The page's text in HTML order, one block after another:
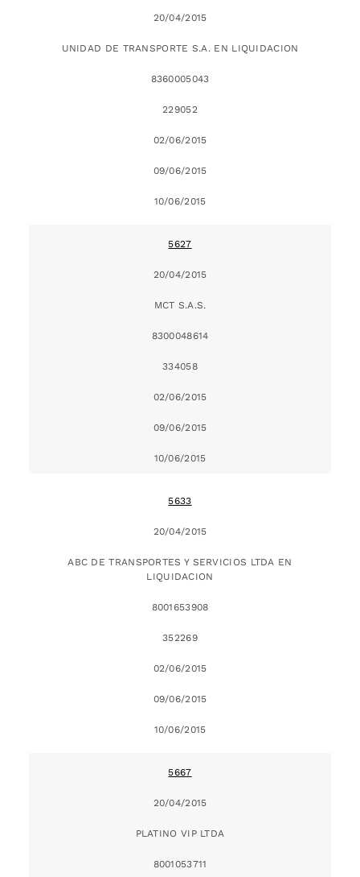
20/04/2015
UNIDAD DE TRANSPORTE S.A. EN LIQUIDACION
8360005043
229052
02/06/2015
09/06/2015
10/06/2015
5627
20/04/2015
MCT S.A.S.
8300048614
334058
02/06/2015
09/06/2015
10/06/2015
5633
20/04/2015
ABC DE TRANSPORTES Y SERVICIOS LTDA EN
LIQUIDACION
8001653908
352269
02/06/2015
09/06/2015
10/06/2015
5667
20/04/2015
PLATINO VIP LTDA
8001053711